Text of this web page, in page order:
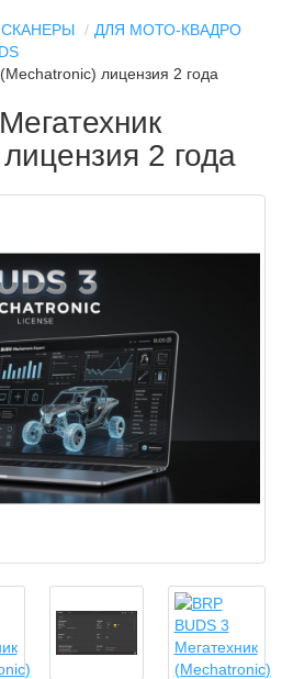
ДЛЯ МОТО-КВАДРО
лицензия 2 года
2 года